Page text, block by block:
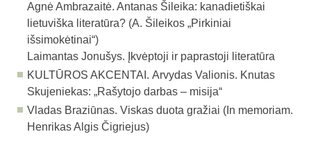
Agnė Ambrazaitė. Antanas Šileika: kanadietiškai
lietuviška literatūra? (A. Šileikos „Pirkiniai
išsimokėtinai“)
Laimantas Jonušys. Įkvėptoji ir paprastoji literatūra
KULTŪROS AKCENTAI.Arvydas Valionis. Knutas
Skujeniekas: „Rašytojo darbas – misija“
Vladas Braziūnas. Viskas duota gražiai (In memoriam.
Henrikas Algis Čigriejus)